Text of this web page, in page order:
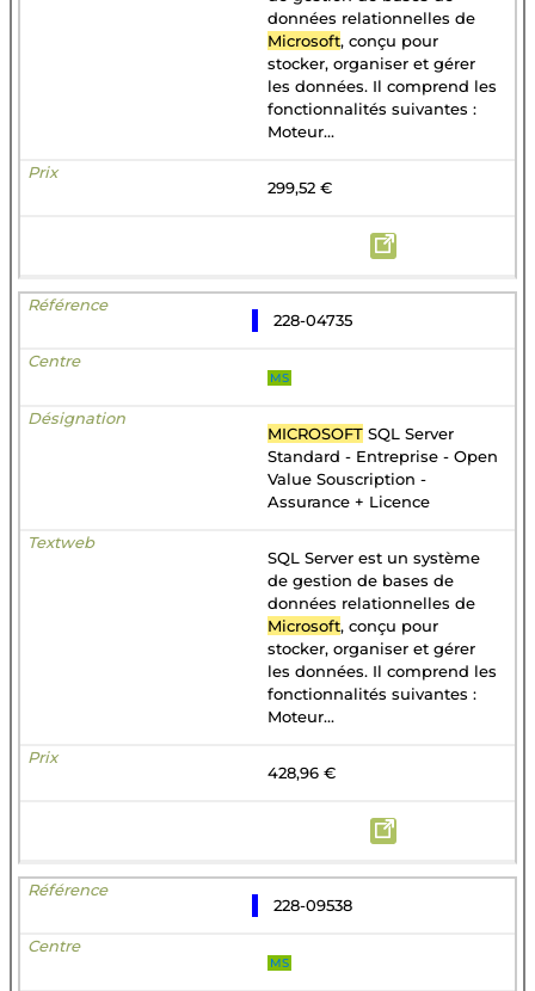
données relationnelles de
Microsoft, conçu pour
stocker, organiser et gérer
les données. Il comprend les
fonctionnalités suivantes :
Moteur...
299,52 €
228-04735
MS
MICROSOFT SQL Server
Standard - Entreprise - Open
Value Souscription -
Assurance + Licence
SQL Server est un système
de gestion de bases de
données relationnelles de
Microsoft, conçu pour
stocker, organiser et gérer
les données. Il comprend les
fonctionnalités suivantes :
Moteur...
428,96 €
228-09538
MS